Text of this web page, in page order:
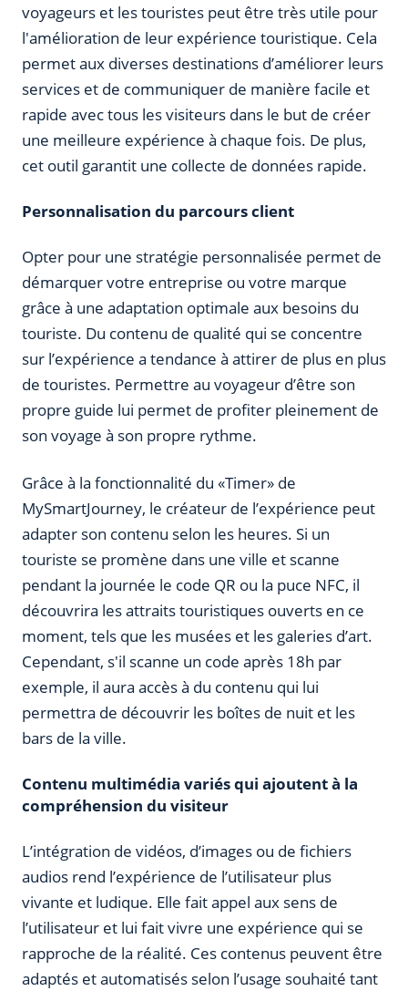
voyageurs et les touristes peut être très utile pour
l'amélioration de leur expérience touristique. Cela
permet aux diverses destinations d’améliorer leurs
services et de communiquer de manière facile et
rapide avec tous les visiteurs dans le but de créer
une meilleure expérience à chaque fois. De plus,
cet outil garantit une collecte de données rapide.
Personnalisation du parcours client
Opter pour une stratégie personnalisée permet de
démarquer votre entreprise ou votre marque
grâce à une adaptation optimale aux besoins du
touriste. Du contenu de qualité qui se concentre
sur l’expérience a tendance à attirer de plus en plus
de touristes. Permettre au voyageur d’être son
propre guide lui permet de profiter pleinement de
son voyage à son propre rythme.
Grâce à la fonctionnalité du «Timer» de
MySmartJourney, le créateur de l’expérience peut
adapter son contenu selon les heures. Si un
touriste se promène dans une ville et scanne
pendant la journée le code QR ou la puce NFC, il
découvrira les attraits touristiques ouverts en ce
moment, tels que les musées et les galeries d’art.
Cependant, s'il scanne un code après 18h par
exemple, il aura accès à du contenu qui lui
permettra de découvrir les boîtes de nuit et les
bars de la ville.
Contenu multimédia variés qui ajoutent à la
compréhension du visiteur
L’intégration de vidéos, d’images ou de fichiers
audios rend l’expérience de l’utilisateur plus
vivante et ludique. Elle fait appel aux sens de
l’utilisateur et lui fait vivre une expérience qui se
rapproche de la réalité. Ces contenus peuvent être
adaptés et automatisés selon l’usage souhaité tant